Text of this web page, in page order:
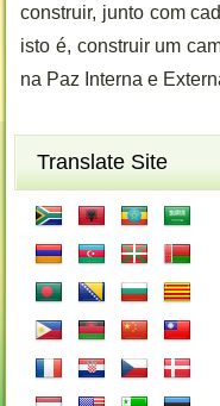
construir, junto com
isto é, construir um
na Paz Interna e
Translate Site